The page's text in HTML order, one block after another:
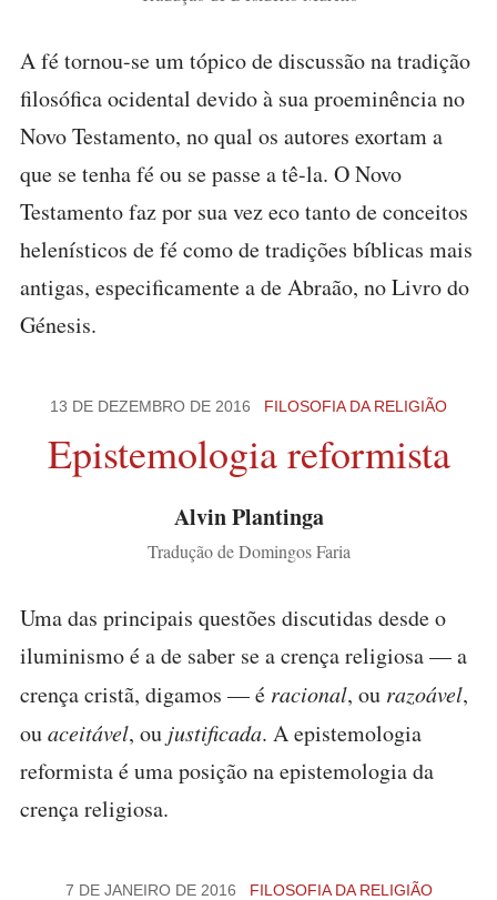
A fé tornou-se um tópico de discussão na tradição
filosófica ocidental devido à sua proeminência no
Novo Testamento, no qual os autores exortam a
que se tenha fé ou se passe a tê-la. O Novo
Testamento faz por sua vez eco tanto de conceitos
helenísticos de fé como de tradições bíblicas mais
antigas, especificamente a de Abraão, no Livro do
Génesis.
13 DE DEZEMBRO DE 2016 FILOSOFIA DA RELIGIÃO
Epistemologia reformista
Alvin Plantinga
Tradução de Domingos Faria
Uma das principais questões discutidas desde o
iluminismo é a de saber se a crença religiosa — a
crença cristã, digamos — é racional, ou razoável,
ouaceitável, ou justificada. A epistemologia
reformista é uma posição na epistemologia da
crença religiosa.
7 DE JANEIRO DE 2016 FILOSOFIA DA RELIGIÃO